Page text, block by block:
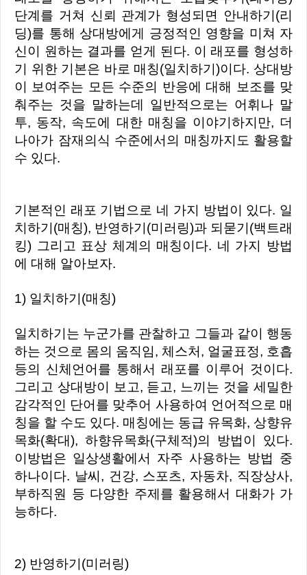
단계를 거쳐 신뢰 관계가 형성되면 안내하기(리
딩)를 통해 상대방에게 긍정적인 영향을 미쳐 자
신이 원하는 결과를 얻게 된다. 이 래포를 형성하
기 위한 기본은 바로 매칭(일치하기)이다. 상대방
이 보여주는 모든 수준의 반응에 대해 보조를 맞
춰주는 것을 말하는데 일반적으로는 어휘나 말
투, 동작, 속도에 대한 매칭을 이야기하지만, 더
나아가 잠재의식 수준에서의 매칭까지도 활용할
수 있다.
기본적인 래포 기법으로 네 가지 방법이 있다. 일
치하기(매칭), 반영하기(미러링)과 되묻기(백트래
킹) 그리고 표상 체계의 매칭이다. 네 가지 방법
에 대해 알아보자.
1) 일치하기(매칭)
일치하기는 누군가를 관찰하고 그들과 같이 행동
하는 것으로 몸의 움직임, 체스처, 얼굴표정, 호흡
등의 신체언어를 통해서 래포를 이루어 것이다.
그리고 상대방이 보고, 듣고, 느끼는 것을 세밀한
감각적인 단어를 맞추어 사용하여 언어적으로 매
칭을 할 수도 있다. 매칭에는 동급 유목화, 상향유
목화(확대), 하향유목화(구체적)의 방법이 있다.
이방법은 일상생활에서 자주 사용하는 방법 중
하나이다. 날씨, 건강, 스포츠, 자동차, 직장상사,
부하직원 등 다양한 주제를 활용해서 대화가 가
능하다.
2) 반영하기(미러링)